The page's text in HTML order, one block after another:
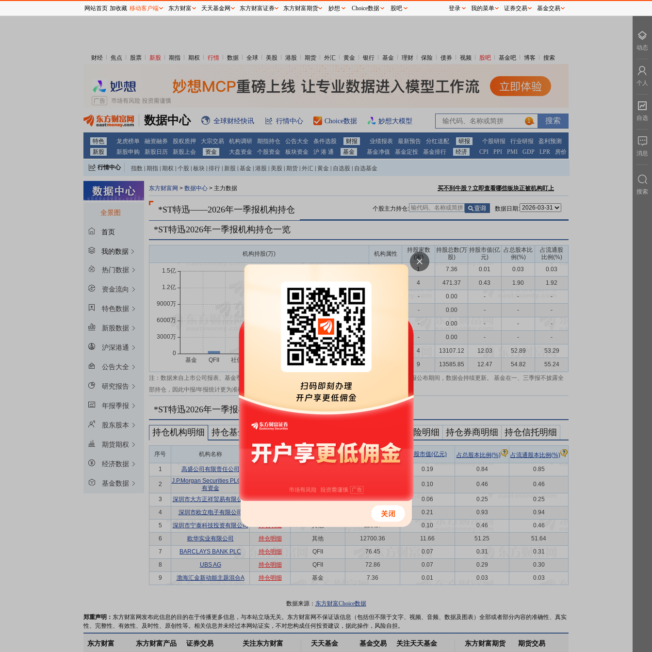
财经 焦点 股票 新股 期指 期权 行情 数据 全球 美股 港股 期货 外汇 黄金 银行 基金 理财 保险 债券 视频 股吧 基金吧 博客 搜索
数据中心 全球财经快讯 行情中心 Choice数据 妙想大模型 1
特色 龙虎榜单 融资融券 股权质押 大宗交易 机构调研 期指持仓 公告大全 条件选股 财报 业绩报表 最新预告 分红送配 研报 个股研报 行业研报
盈利预测
新股
新股申购 新股日历 新股上会 资金 大盘资金 个股资金 板块资金 沪 港 通 基金 基金净值 基金定投 基金排行 经济 CPI PPI PMI GDP LPR 房价
行情中心 指数 期指 期权 个股 板块 排行 新股 基金 港股 美股 期货 外汇 黄金 自选股 自选基金
全景图
首页
我的数据
热门数据
资金流向
特色数据
新股数据
沪深港通
公告大全
研究报告
年报季报
股东股本
期货期权
经济数据
基金数据
东方财富网 > 数据中心 > 主力数据 买不到牛股？立即查看哪些板块正被机构盯上
*ST特迅——2026年一季报机构持仓 个股主力持仓: 数据日期:
*ST特迅2026年一季报机构持仓一览
机构持股(万) 机构属性
持股家数
(家)
持股总数(万
股)
持股市值(亿
元)
占总股本比
例(%)
占流通股
比例(%)
1 7.36 0.01 0.03
0.03
4 471.37 0.43 1.90
1.92
- 0.00 - -
-
- 0.00 - -
-
- 0.00 - -
-
- 0.00 - -
-
4 13107.12 12.03 52.89
53.29
9 13585.85 12.47 54.82
55.24
注：数据来自上市公司报表、基金季报、半年报和基金年报；在上市公司报表、基金季报、半年报和年报公布期间，数据会持续更新。 基金在一、三季报不披露全
部持仓，因此中报/年报统计更为准确。
*ST特迅2026年一季报机构持仓明细
持仓机构明细 持仓基金明细 持仓QFII明细 持仓保险明细 持仓券商明细 持仓信托明细
序号 机构名称 相关链接 机构属性 持股总数(万股) 持股市值(亿元) 占总股本比例(%) 占流通股本比例(%)
1 高盛公司有限责任公司 0.19 0.84 0.85
2
J.P.Morgan Securities PLC-自
有资金
0.10 0.46 0.46
3 深圳市大方正祥贸易有限公司 持仓明细 其他 62.15 0.06 0.25
0.25
4
深圳市欧立电子有限公司 231.34 0.21 0.93
0.94
5
深圳市宁泰科技投资有限公司 持仓明细 其他 113.27 0.10 0.46
0.46
6
欧华实业有限公司 持仓明细 其他 12700.36 11.66 51.25
51.64
7
BARCLAYS BANK PLC 持仓明细 QFII 76.45 0.07 0.31
0.31
8
UBS AG 持仓明细 QFII 72.86 0.07 0.29
0.30
9
渤海汇金新动能主题混合A 持仓明细 基金 7.36 0.01 0.03 0.03
数据来源： 东方财富Choice数据
郑重声明： 东方财富网发布此信息的目的在于传播更多信息，与本站立场无关。东方财富网不保证该信息（包括但不限于文字、视频、音频、数据及图表）全部或者部分内容的准确性、真实
性、完整性、有效性、及时性、原创性等。相关信息并未经过本网站证实，不对您构成任何投资建议，据此操作，风险自担。
东方财富 东方财富产品 证券交易 关注东方财富 天天基金 基金交易 关注天天基金 东方财富期货 期货交易
网站首页 加收藏 移动客户端 东方财富 天天基金网 东方财富证券 东方财富期货 妙想 Choice数据 股吧 登录 我的菜单 证券交易 基金交易
动态
个人
自选
消息
搜索